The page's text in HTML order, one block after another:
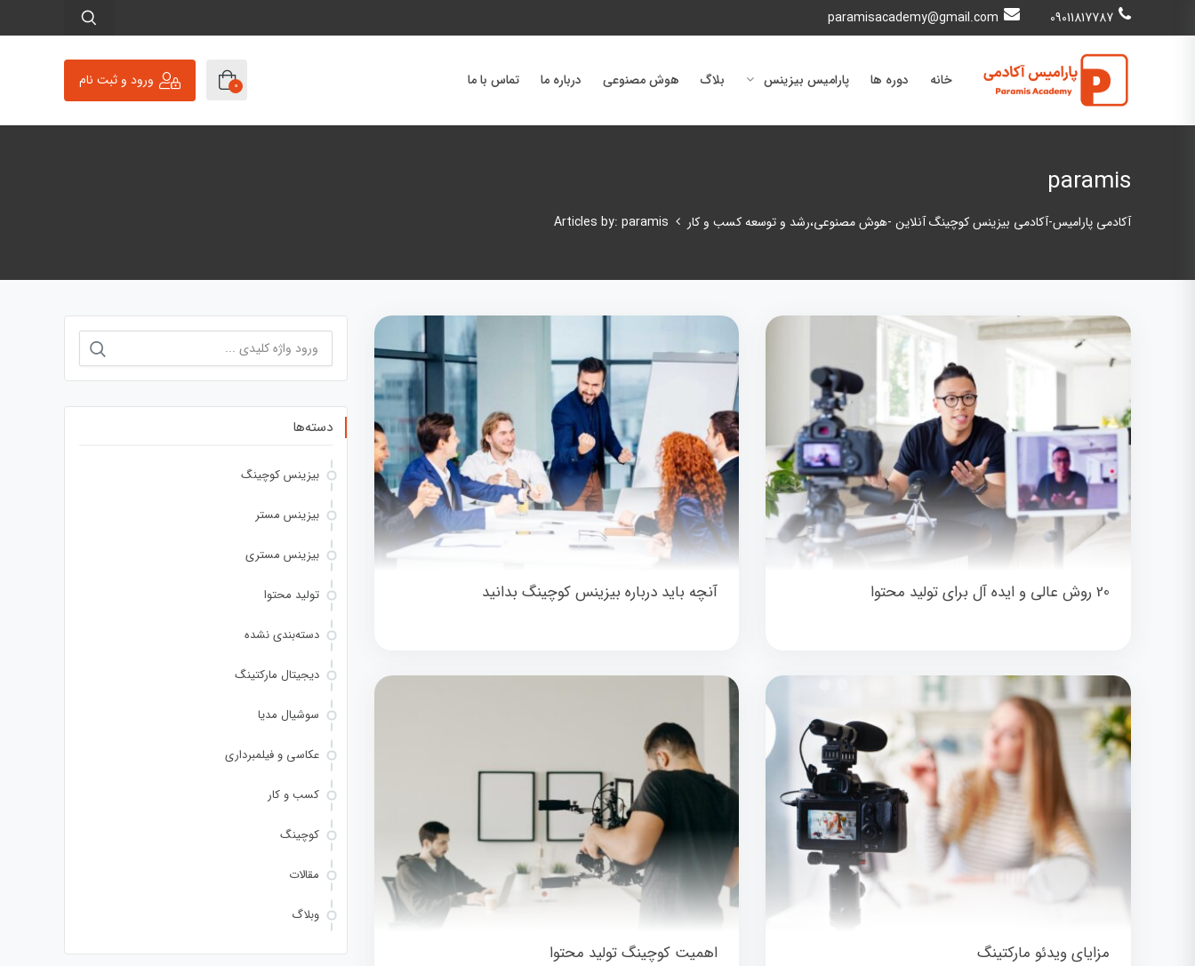
09011817787
paramisacademy@gmail.com
خانه دوره ها پارامیس بیزینس بلاگ هوش مصنوعی درباره ما تماس با ما 0 ورود و ثبت نام
paramis
آکادمی پارامیس-آکادمی بیزینس کوچینگ آنلاین -هوش مصنوعی،رشد و توسعه کسب و کار Articles by: paramis
20 روش عالی و ایده آل برای تولید محتوا آنچه باید درباره بیزینس کوچینگ بدانید
مزایای ویدئو مارکتینگ اهمیت کوچینگ تولید محتوا
جستجو
دسته‌ها
بیزینس کوچینگ
بیزینس مستر
بیزینس مستری
تولید محتوا
دسته‌بندی نشده
دیجیتال مارکتینگ
سوشیال مدیا
عکاسی و فیلمبرداری
کسب و کار
کوچینگ
مقالات
وبلاگ